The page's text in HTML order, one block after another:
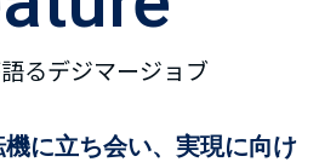
るデジマージョブ
に立ち会い、実現に向け